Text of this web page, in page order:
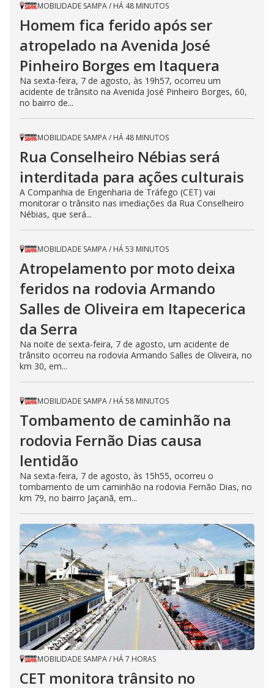
MOBILIDADE SAMPA/ HÁ 48 MINUTOS
Homem fica ferido após ser
atropelado na Avenida José
Pinheiro Borges em Itaquera
Na sexta-feira, 7 de agosto, às 19h57, ocorreu um
acidente de trânsito na Avenida José Pinheiro Borges, 60,
no bairro de...
MOBILIDADE SAMPA/ HÁ 48 MINUTOS
Rua Conselheiro Nébias será
interditada para ações culturais
A Companhia de Engenharia de Tráfego (CET) vai
monitorar o trânsito nas imediações da Rua Conselheiro
Nébias, que será...
MOBILIDADE SAMPA/ HÁ 53 MINUTOS
Atropelamento por moto deixa
feridos na rodovia Armando
Salles de Oliveira em Itapecerica
da Serra
Na noite de sexta-feira, 7 de agosto, um acidente de
trânsito ocorreu na rodovia Armando Salles de Oliveira, no
km 30, em...
MOBILIDADE SAMPA/ HÁ 58 MINUTOS
Tombamento de caminhão na
rodovia Fernão Dias causa
lentidão
Na sexta-feira, 7 de agosto, às 15h55, ocorreu o
tombamento de um caminhão na rodovia Fernão Dias, no
km 79, no bairro Jaçanã, em...
MOBILIDADE SAMPA/ HÁ 7 HORAS
CET monitora trânsito no